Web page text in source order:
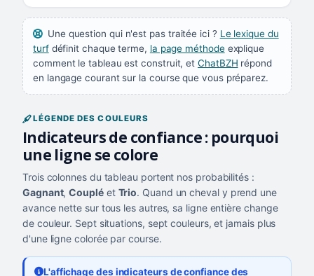
Une question qui n'est pas traitée ici ? Le lexique du
turfdéfinit chaque terme, la page méthodeexplique
comment le tableau est construit, etChatBZH répond
en langage courant sur la course que vous préparez.
LÉGENDE DES COULEURS
Indicateurs de confiance : pourquoi
une ligne se colore
Trois colonnes du tableau portent nos probabilités :
Gagnant,Coupléet Trio. Quand un cheval y prend une
avance nette sur tous les autres, sa ligne entière change
de couleur. Sept situations, sept couleurs, et jamais plus
d'une ligne colorée par course.
L'affichage des indicateurs de confiance des